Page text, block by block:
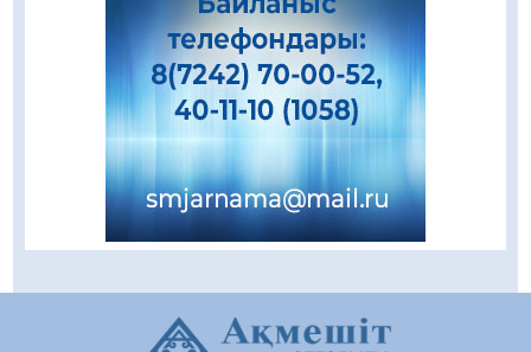
Даналықтың шырағданы, ой-сананың
шамшырағы
08.08.2026
Кенеге қарсы залалсыздандыру жұмыстары
жүргізілуде
07.08.2026